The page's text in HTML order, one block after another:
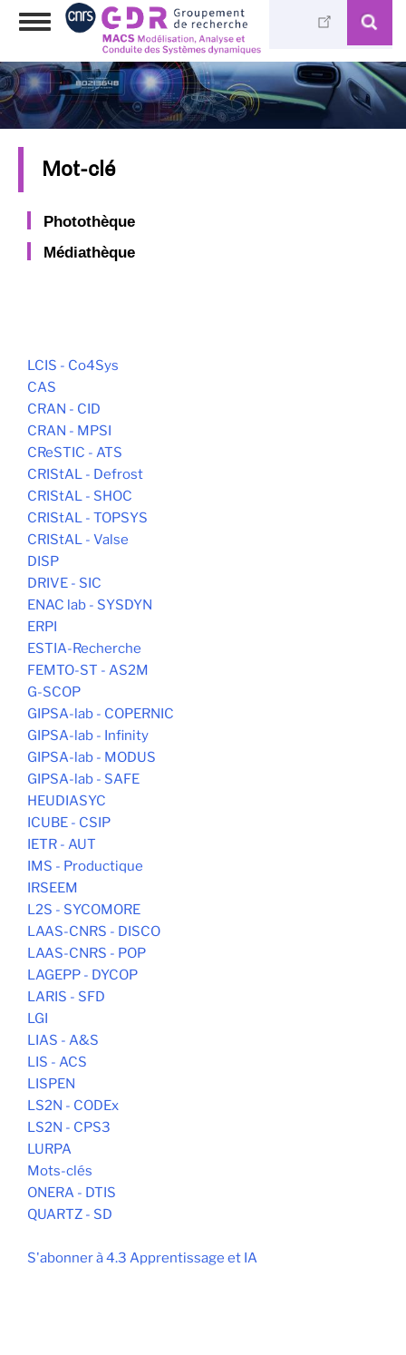
Aller
principal
Toggle
Mot-clé
Photothèque
Médiathèque
LCIS - Co4Sys
CAS
CRAN - CID
CRAN - MPSI
CReSTIC - ATS
CRIStAL - Defrost
CRIStAL - SHOC
CRIStAL - TOPSYS
CRIStAL - Valse
DISP
DRIVE - SIC
ENAC lab - SYSDYN
ERPI
ESTIA-Recherche
FEMTO-ST - AS2M
G-SCOP
GIPSA-lab - COPERNIC
GIPSA-lab - Infinity
GIPSA-lab - MODUS
GIPSA-lab - SAFE
HEUDIASYC
ICUBE - CSIP
IETR - AUT
IMS - Productique
IRSEEM
L2S - SYCOMORE
LAAS-CNRS - DISCO
LAAS-CNRS - POP
LAGEPP - DYCOP
LARIS - SFD
LGI
LIAS - A&S
LIS - ACS
LISPEN
LS2N - CODEx
LS2N - CPS3
LURPA
Mots-clés
ONERA - DTIS
QUARTZ - SD
S'abonner à 4.3 Apprentissage et IA